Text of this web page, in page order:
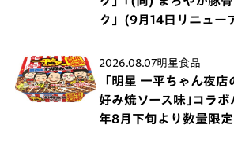
ク」(9月14日リニュー
2026.08.07明星食品
「明星 一平ちゃん夜
好み焼ソース味｣コラ
年8月下旬より数量限